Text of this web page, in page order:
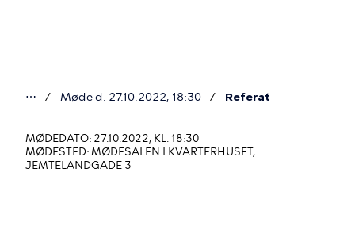
er
her
⋯ Møde d. 27.10.2022, 18:30 Referat
MØDEDATO: 27.10.2022, KL. 18:30
MØDESTED: MØDESALEN I KVARTERHUSET,
JEMTELANDGADE 3